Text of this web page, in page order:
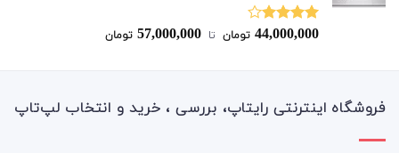
نمره
44,000,000 تومان ‌ تا ‌ 57,000,000 تومان
فروشگاه اینترنتی رایتاپ، بررسی ، خرید و انتخاب لپ‌تاپ